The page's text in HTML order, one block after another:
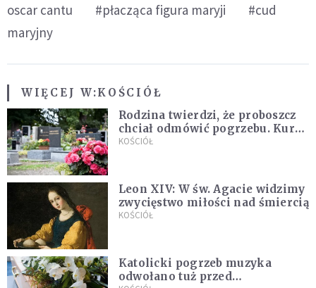
oscar cantu
#płacząca figura maryji
#cud
maryjny
WIĘCEJ W:KOŚCIÓŁ
Rodzina twierdzi, że proboszcz
chciał odmówić pogrzebu. Kuria
zapowiada wyjaśnienia
KOŚCIÓŁ
Leon XIV: W św. Agacie widzimy
zwycięstwo miłości nad śmiercią
KOŚCIÓŁ
Katolicki pogrzeb muzyka
odwołano tuż przed